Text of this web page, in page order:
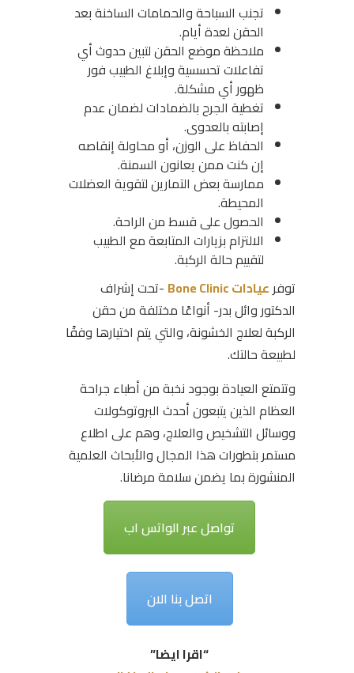
تجنب السباحة والحمامات الساخنة بعد
الحقن لعدة أيام.
ملاحظة موضع الحقن لتبين حدوث أي
تفاعلات تحسسية وإبلاغ الطبيب فور
ظهور أي مشكلة.
تغطية الجرح بالضمادات لضمان عدم
إصابته بالعدوى.
الحفاظ على الوزن، أو محاولة إنقاصه
إن كنت ممن يعانون السمنة.
ممارسة بعض التمارين لتقوية العضلات
المحيطة.
الحصول على قسط من الراحة.
الالتزام بزيارات المتابعة مع الطبيب
لتقييم حالة الركبة.
توفرعيادات Bone Clinic
-تحت إشراف
الدكتور وائل بدر- أنواعًا مختلفة من حقن
الركبة لعلاج الخشونة، والتي يتم اختيارها وفقًا
لطبيعة حالتك.
وتتمتع العيادة بوجود نخبة من أطباء جراحة
العظام الذين يتبعون أحدث البروتوكولات
ووسائل التشخيص والعلاج، وهم على اطلاع
مستمر بتطورات هذا المجال والأبحاث العلمية
المنشورة بما يضمن سلامة مرضانا.
تواصل عبر الواتس اب
اتصل بنا الان
“اقرا ايضا”